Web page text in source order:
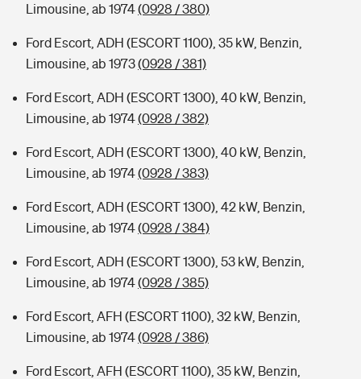
Limousine, ab 1974(0928 / 380)
Ford Escort, ADH (ESCORT 1100), 35 kW, Benzin,
Limousine, ab 1973(0928 / 381)
Ford Escort, ADH (ESCORT 1300), 40 kW, Benzin,
Limousine, ab 1974(0928 / 382)
Ford Escort, ADH (ESCORT 1300), 40 kW, Benzin,
Limousine, ab 1974(0928 / 383)
Ford Escort, ADH (ESCORT 1300), 42 kW, Benzin,
Limousine, ab 1974(0928 / 384)
Ford Escort, ADH (ESCORT 1300), 53 kW, Benzin,
Limousine, ab 1974(0928 / 385)
Ford Escort, AFH (ESCORT 1100), 32 kW, Benzin,
Limousine, ab 1974(0928 / 386)
Ford Escort, AFH (ESCORT 1100), 35 kW, Benzin,